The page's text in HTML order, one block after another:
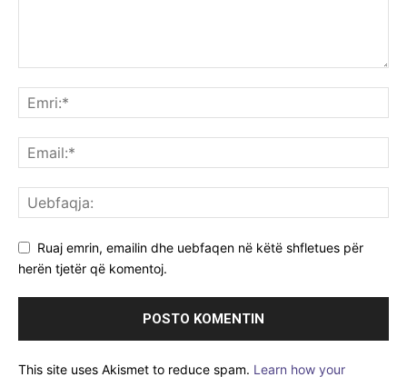
Ruaj emrin, emailin dhe uebfaqen në këtë shfletues për
herën tjetër që komentoj.
This site uses Akismet to reduce spam. Learn how your